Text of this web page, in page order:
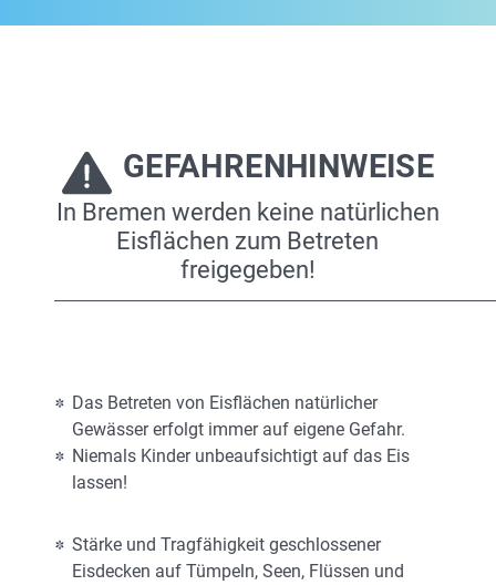
GEFAHRENHINWEISE
In Bremen werden keine natürlichen
Eisflächen zum Betreten
freigegeben!
Das Betreten von Eisflächen natürlicher
Gewässer erfolgt immer auf eigene Gefahr.
Niemals Kinder unbeaufsichtigt auf das Eis
lassen!
Stärke und Tragfähigkeit geschlossener
Eisdecken auf Tümpeln, Seen, Flüssen und